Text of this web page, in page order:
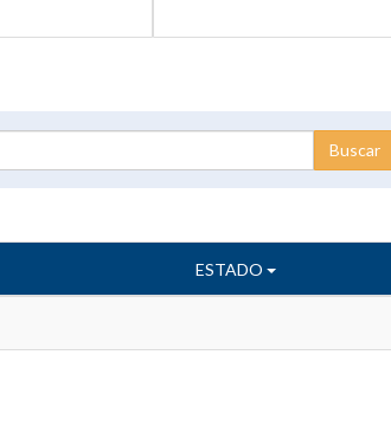
ESTADO